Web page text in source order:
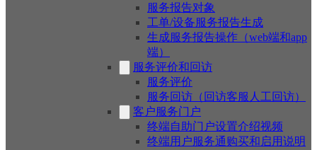
服务报告对象
工单/设备服务报告生成
生成服务报告操作（web端和app
端）
服务评价和回访
服务评价
服务回访（回访客服人工回访）
客户服务门户
终端自助门户设置介绍视频
终端用户服务通购买和启用说明